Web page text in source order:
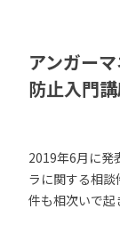
アンガー
防止入門
2019年6月に発
ラに関する相
件も相次いで起